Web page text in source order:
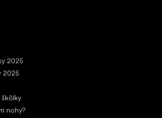
2025
2025
nohy?